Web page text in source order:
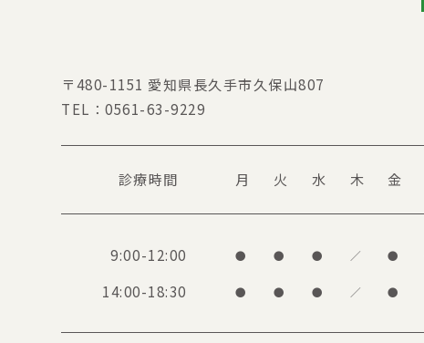
〒480-1151 愛知県長久手市久保山807
TEL：0561-63-9229
診療時間 月 火 水 木 金
9:00-12:00 ● ● ● ／ ●
14:00-18:30 ● ● ● ／ ●